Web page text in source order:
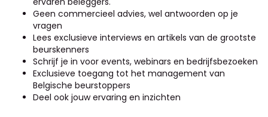
Geen commercieel advies, wel antwoorden op je
vragen
Lees exclusieve interviews en artikels van de grootste
beurskenners
Schrijf je in voor events, webinars en bedrijfsbezoeken
Exclusieve toegang tot het management van
Belgische beurstoppers
Deel ook jouw ervaring en inzichten